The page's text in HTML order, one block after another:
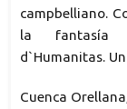
campbelliano.
la fantasía
d`Humanitas.
Cuenca